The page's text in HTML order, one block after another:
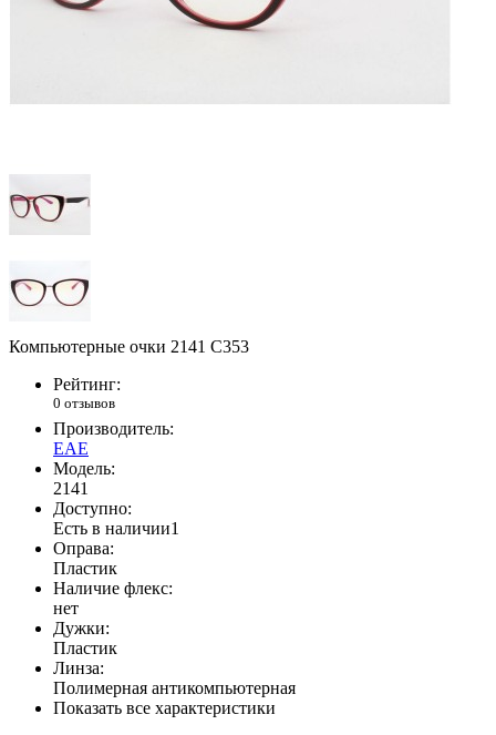
Компьютерные очки 2141 С353
Рейтинг:
0 отзывов
Производитель:
EAE
Модель:
2141
Доступно:
Есть в наличии1
Оправа:
Пластик
Наличие флекс:
нет
Дужки:
Пластик
Линза:
Полимерная антикомпьютерная
Показать все характеристики